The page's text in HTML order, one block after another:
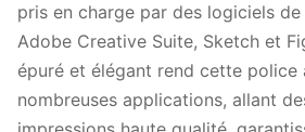
pris en charge par des logiciels
Adobe Creative Suite, Sketch et
épuré et élégant rend cette police
nombreuses applications, allant